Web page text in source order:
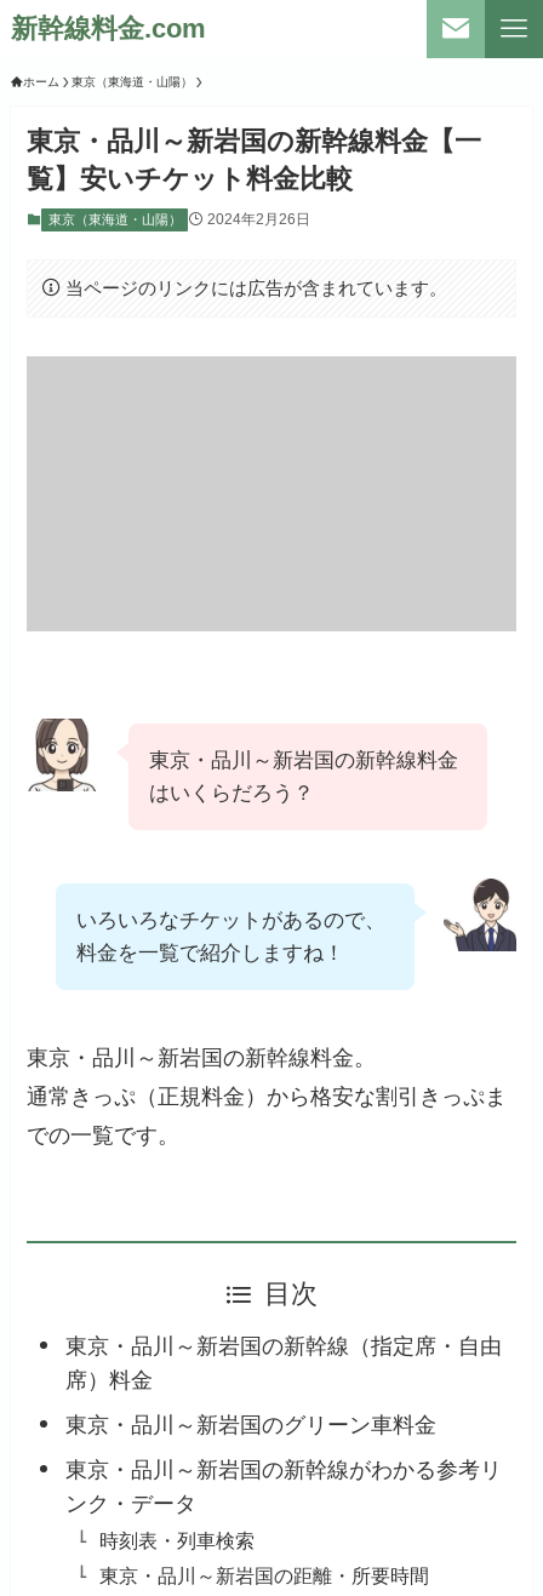
新幹線料金.com
ホーム 東京（東海道・山陽）
東京・品川～新岩国の新幹線料金【一
覧】安いチケット料金比較
東京（東海道・山陽） 2024年2月26日
当ページのリンクには広告が含まれています。
東京・品川～新岩国の新幹線料金
はいくらだろう？
いろいろなチケットがあるので、
料金を一覧で紹介しますね！
東京・品川～新岩国の新幹線料金。
通常きっぷ（正規料金）から格安な割引きっぷま
での一覧です。
目次
東京・品川～新岩国の新幹線（指定席・自由
席）料金
東京・品川～新岩国のグリーン車料金
東京・品川～新岩国の新幹線がわかる参考リ
ンク・データ
時刻表・列車検索
東京・品川～新岩国の距離・所要時間